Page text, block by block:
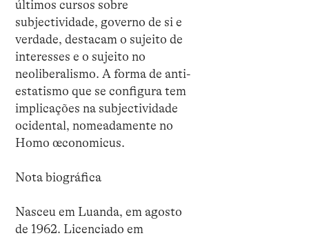
últimos cursos sobre
subjectividade, governo de si e
verdade, destacam o sujeito de
interesses e o sujeito no
neoliberalismo. A forma de anti-
estatismo que se configura tem
implicações na subjectividade
ocidental, nomeadamente no
Homo œconomicus.
Nota biográfica
Nasceu em Luanda, em agosto
de 1962. Licenciado em